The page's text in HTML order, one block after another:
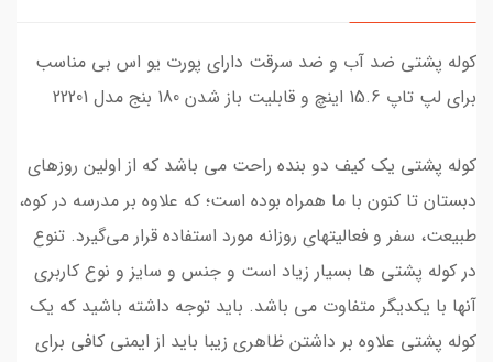
کوله پشتی ضد آب و ضد سرقت دارای پورت یو اس بی مناسب
برای لپ تاپ 15.6 اینچ و قابلیت باز شدن 180 بنج مدل 22201
کوله پشتی یک کیف دو بنده راحت می باشد که از اولین روز‌های
دبستان تا کنون با ما همراه بوده است؛ که علاوه بر مدرسه در کوه،
طبیعت، سفر و فعالیتهای روزانه مورد استفاده قرار می‌گیرد. تنوع
در کوله پشتی ها بسیار زیاد است و جنس و سایز و نوع کاربری
آنها با یکدیگر متفاوت می باشد. باید توجه داشته باشید که یک
کوله پشتی علاوه بر داشتن ظاهری زیبا باید از ایمنی کافی برای